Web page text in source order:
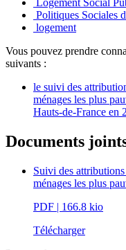
Politiques Sociales
logement
Vous pouvez prendre
suivants :
le suivi des
ménages les plus
Hauts-de-France en
Documents
Suivi des
ménages les plus
PDF | 166.8 kio
Télécharger